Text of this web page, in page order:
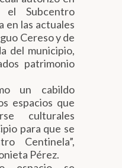
Subcentro
en las actuales
Cereso y de
del municipio,
patrimonio
un cabildo
espacios que
culturales
para que se
Centinela”,
Pérez.